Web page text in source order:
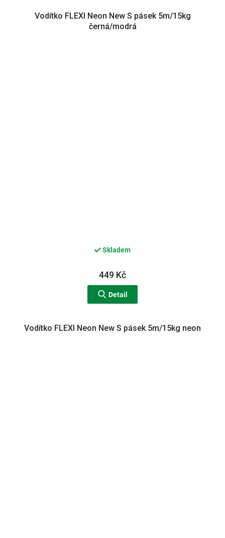
Vodítko FLEXI Neon New S pásek 5m/15kg
černá/modrá
Skladem
449 Kč
Detail
Vodítko FLEXI Neon New S pásek 5m/15kg neon